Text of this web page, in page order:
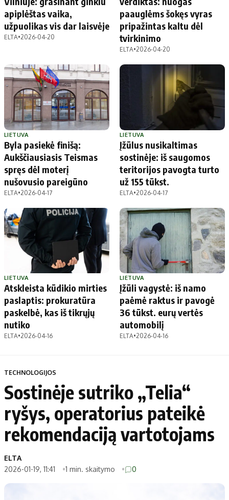
apiplėštas vaika,
užpuolikas vis dar laisvėje
ELTA•2026-04-20
paauglėms šokęs vyras
pripažintas kaltu dėl
tvirkinimo
ELTA•2026-04-20
LIETUVA
Byla pasiekė finišą:
Aukščiausiasis Teismas
spręs dėl moterį
nušovusio pareigūno
ELTA•2026-04-17
LIETUVA
Įžūlus nusikaltimas
sostinėje: iš saugomos
teritorijos pavogta turto
už 155 tūkst.
ELTA•2026-04-17
LIETUVA
Atskleista kūdikio mirties
paslaptis: prokuratūra
paskelbė, kas iš tikrųjų
nutiko
ELTA•2026-04-16
LIETUVA
Įžūli vagystė: iš namo
paėmė raktus ir pavogė
36 tūkst. eurų vertės
automobilį
ELTA•2026-04-16
TECHNOLOGIJOS
Sostinėje sutriko „Telia“
ryšys, operatorius pateikė
rekomendaciją vartotojams
ELTA
2026-01-19, 11:41
1 min. skaitymo 0